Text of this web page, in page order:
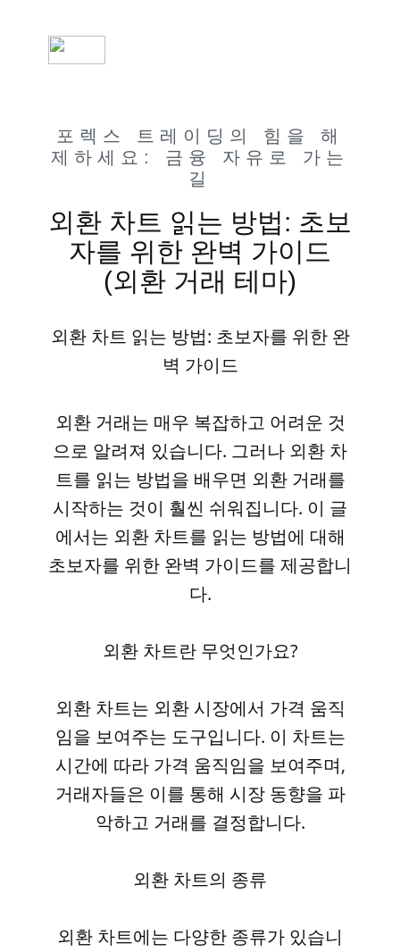
포렉스 트레이딩의 힘을 해
제하세요: 금융 자유로 가는
길
외환 차트 읽는 방법: 초보
자를 위한 완벽 가이드
(외환 거래 테마)
외환 차트 읽는 방법: 초보자를 위한 완
벽 가이드
외환 거래는 매우 복잡하고 어려운 것
으로 알려져 있습니다. 그러나 외환 차
트를 읽는 방법을 배우면 외환 거래를
시작하는 것이 훨씬 쉬워집니다. 이 글
에서는 외환 차트를 읽는 방법에 대해
초보자를 위한 완벽 가이드를 제공합니
다.
외환 차트란 무엇인가요?
외환 차트는 외환 시장에서 가격 움직
임을 보여주는 도구입니다. 이 차트는
시간에 따라 가격 움직임을 보여주며,
거래자들은 이를 통해 시장 동향을 파
악하고 거래를 결정합니다.
외환 차트의 종류
외환 차트에는 다양한 종류가 있습니